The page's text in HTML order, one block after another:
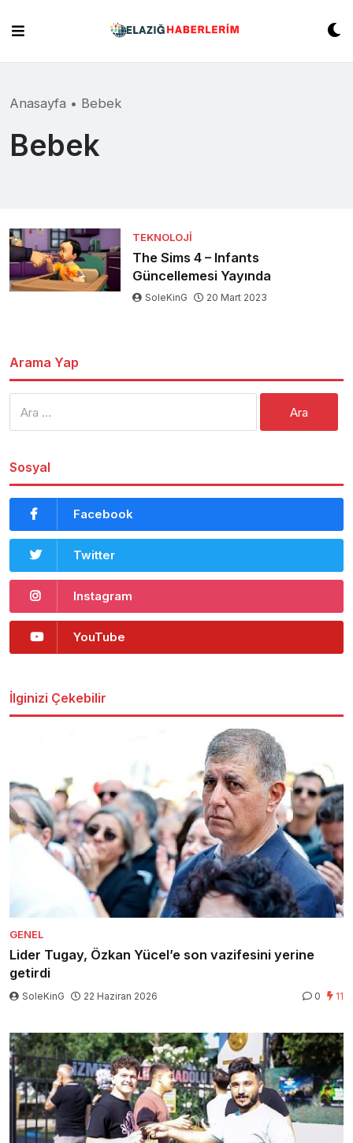
content
Anasayfa • Bebek
Bebek
TEKNOLOJI
The Sims 4 – Infants
Güncellemesi Yayında
SoleKinG 20 Mart 2023
Arama Yap
Sosyal
Facebook
Twitter
Instagram
YouTube
İlginizi Çekebilir
GENEL
Lider Tugay, Özkan Yücel’e son vazifesini yerine
getirdi
SoleKinG 22 Haziran 2026 0 11